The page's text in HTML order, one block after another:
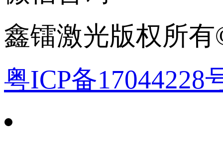
鑫镭激光版权所有
粤ICP备17044228